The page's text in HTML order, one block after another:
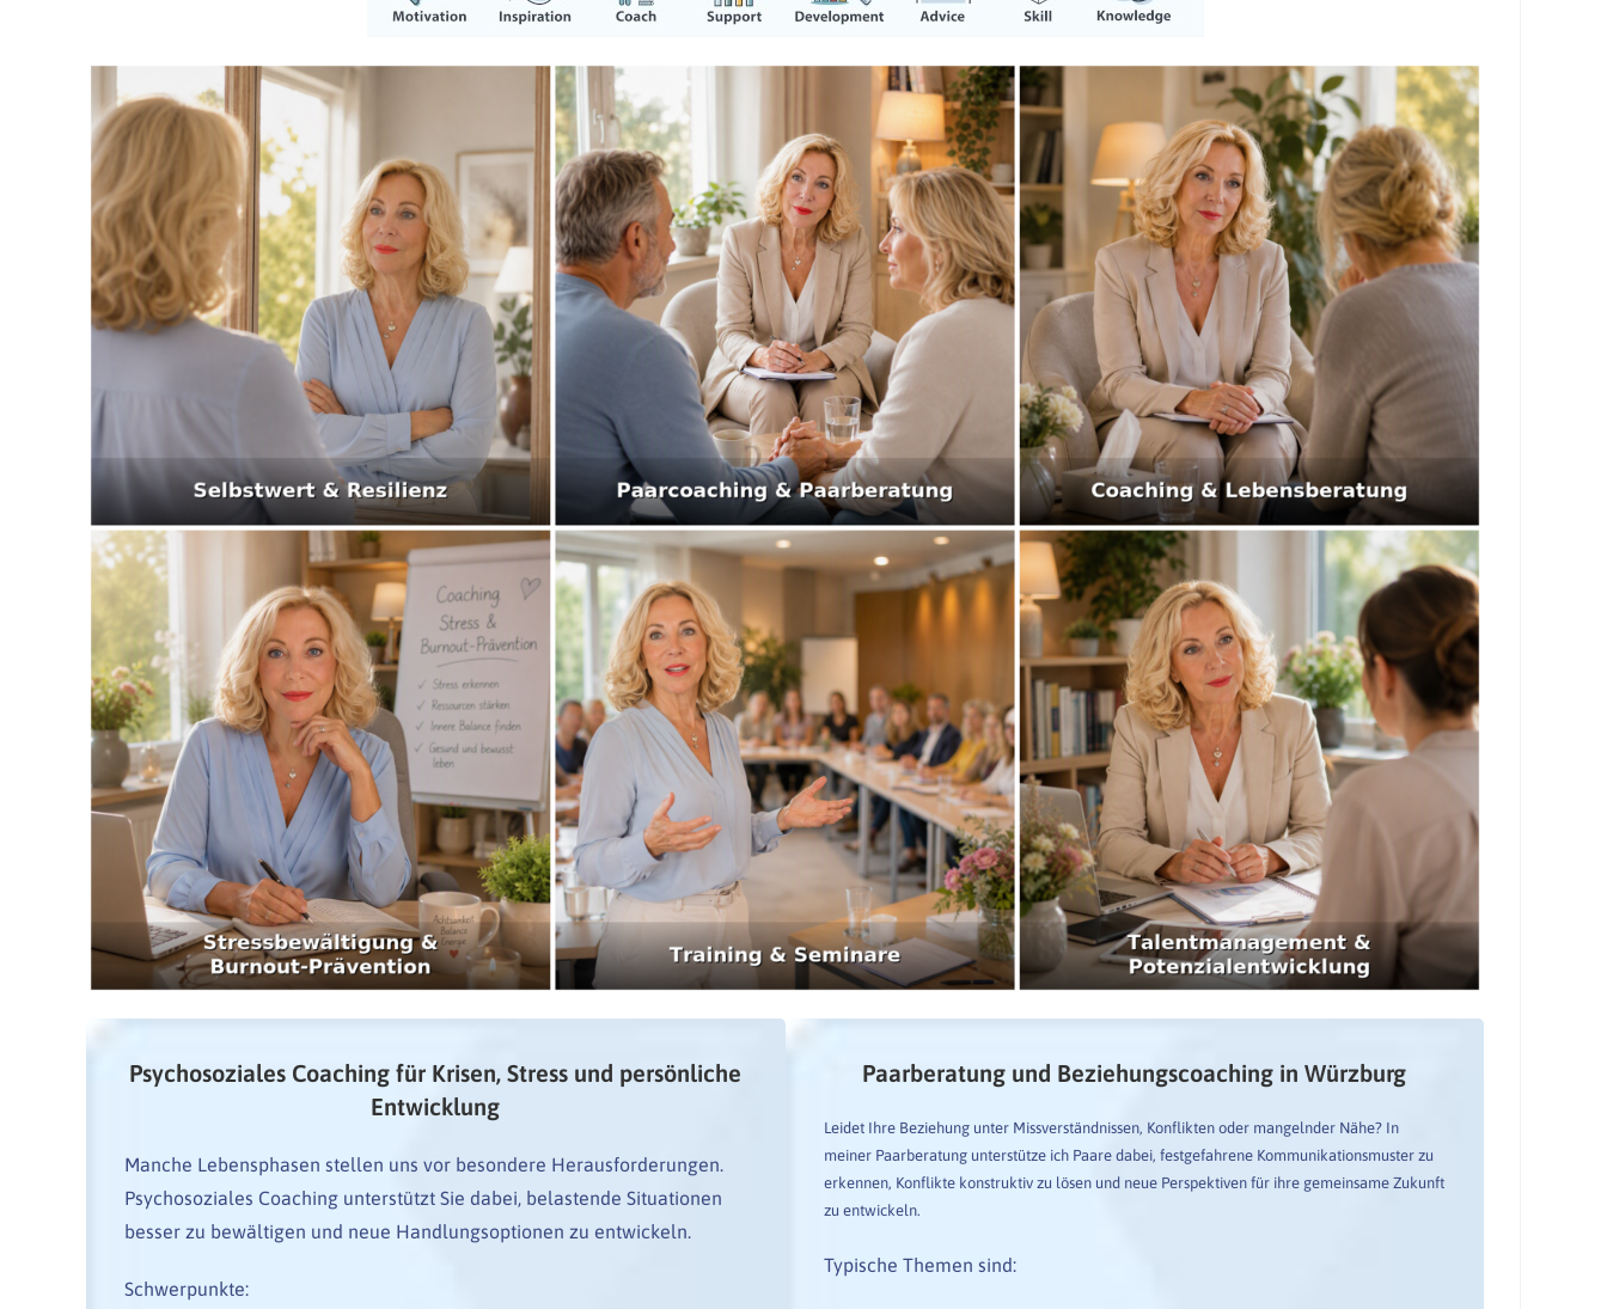
Psychosoziales Coaching für Krisen, Stress und persönliche
Entwicklung
Manche Lebensphasen stellen uns vor besondere Herausforderungen.
Psychosoziales Coaching unterstützt Sie dabei, belastende Situationen
besser zu bewältigen und neue Handlungsoptionen zu entwickeln.
Schwerpunkte:
Paarberatung und Beziehungscoaching in Würzburg
Leidet Ihre Beziehung unter Missverständnissen, Konflikten oder mangelnder Nähe? In
meiner Paarberatung unterstütze ich Paare dabei, festgefahrene Kommunikationsmuster zu
erkennen, Konflikte konstruktiv zu lösen und neue Perspektiven für ihre gemeinsame Zukunft
zu entwickeln.
Typische Themen sind: